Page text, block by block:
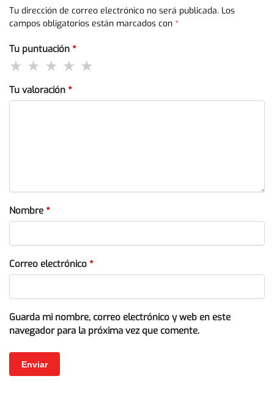
Tu dirección de correo electrónico no será publicada. Los
campos obligatorios están marcados con *
Tu puntuación *
Tu valoración *
Nombre *
Correo electrónico *
Guarda mi nombre, correo electrónico y web en este
navegador para la próxima vez que comente.